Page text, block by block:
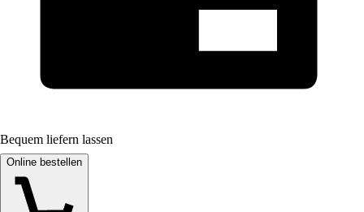
Bequem liefern lassen
Online bestellen